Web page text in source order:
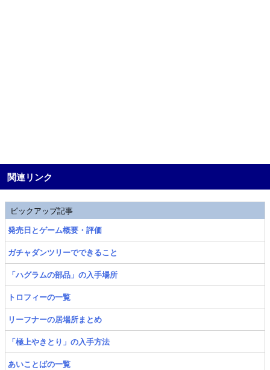
関連リンク
ピックアップ記事
発売日とゲーム概要・評価
ガチャダンツリーでできること
「ハグラムの部品」の入手場所
トロフィーの一覧
リーフナーの居場所まとめ
「極上やきとり」の入手方法
あいことばの一覧